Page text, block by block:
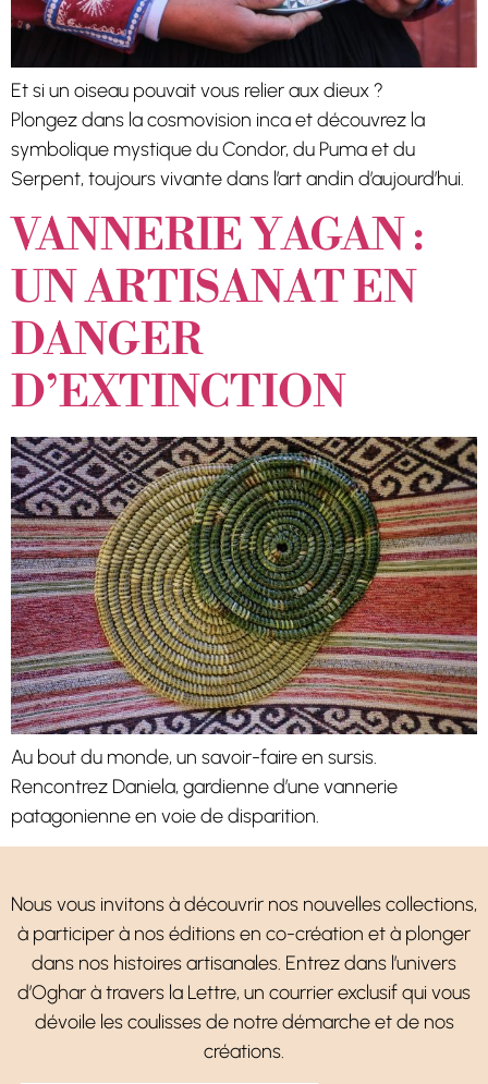
Et si un oiseau pouvait vous relier aux dieux ?
Plongez dans la cosmovision inca et découvrez la
symbolique mystique du Condor, du Puma et du
Serpent, toujours vivante dans l’art andin d’aujourd’hui.
VANNERIE YAGAN :
UN ARTISANAT EN
DANGER
D’EXTINCTION
Au bout du monde, un savoir-faire en sursis.
Rencontrez Daniela, gardienne d’une vannerie
patagonienne en voie de disparition.
Nous vous invitons à découvrir nos nouvelles collections,
à participer à nos éditions en co-création et à plonger
dans nos histoires artisanales. Entrez dans l’univers
d’Oghar à travers la Lettre, un courrier exclusif qui vous
dévoile les coulisses de notre démarche et de nos
créations.